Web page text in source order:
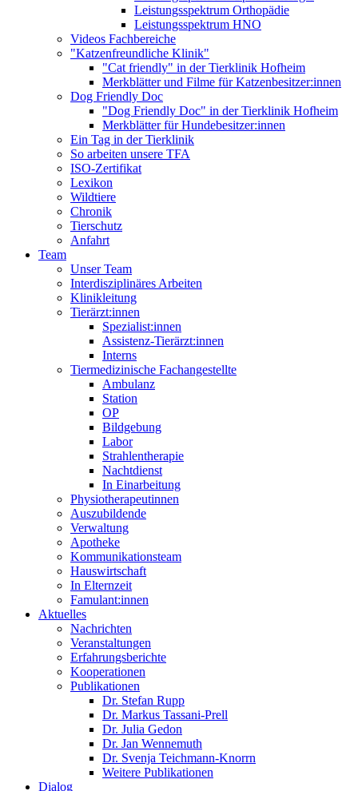
Leistungsspektrum Orthopädie
Leistungsspektrum HNO
Videos Fachbereiche
"Katzenfreundliche Klinik"
"Cat friendly" in der Tierklinik Hofheim
Merkblätter und Filme für Katzenbesitzer:innen
Dog Friendly Doc
"Dog Friendly Doc" in der Tierklinik Hofheim
Merkblätter für Hundebesitzer:innen
Ein Tag in der Tierklinik
So arbeiten unsere TFA
ISO-Zertifikat
Lexikon
Wildtiere
Chronik
Tierschutz
Anfahrt
Team
Unser Team
Interdisziplinäres Arbeiten
Klinikleitung
Tierärzt:innen
Spezialist:innen
Assistenz-Tierärzt:innen
Interns
Tiermedizinische Fachangestellte
Ambulanz
Station
OP
Bildgebung
Labor
Strahlentherapie
Nachtdienst
In Einarbeitung
Physiotherapeutinnen
Auszubildende
Verwaltung
Apotheke
Kommunikationsteam
Hauswirtschaft
In Elternzeit
Famulant:innen
Aktuelles
Nachrichten
Veranstaltungen
Erfahrungsberichte
Kooperationen
Publikationen
Dr. Stefan Rupp
Dr. Markus Tassani-Prell
Dr. Julia Gedon
Dr. Jan Wennemuth
Dr. Svenja Teichmann-Knorrn
Weitere Publikationen
Dialog